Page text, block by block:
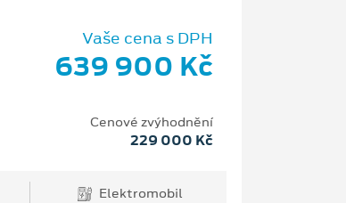
Vaše cena s DPH
639 900 Kč
Cenové zvýhodnění
229 000 Kč
Elektromobil